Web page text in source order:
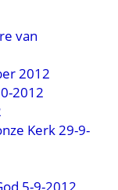
van
2012
2012
Kerk 29-9-